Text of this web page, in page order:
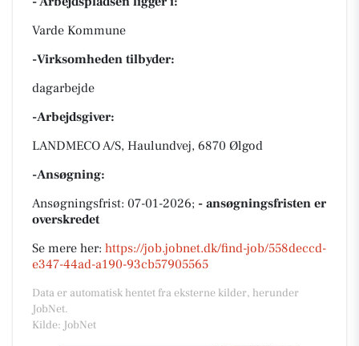
Varde Kommune
-Virksomheden tilbyder:
dagarbejde
-Arbejdsgiver:
LANDMECO A/S, Haulundvej, 6870 Ølgod
-Ansøgning:
Ansøgningsfrist: 07-01-2026; - ansøgningsfristen er
overskredet
Se mere her: https://job.jobnet.dk/find-job/558deccd-
e347-44ad-a190-93cb57905565
Data er automatisk hentet fra eksterne kilder, herunder
JobNet.
Kilde: JobNet